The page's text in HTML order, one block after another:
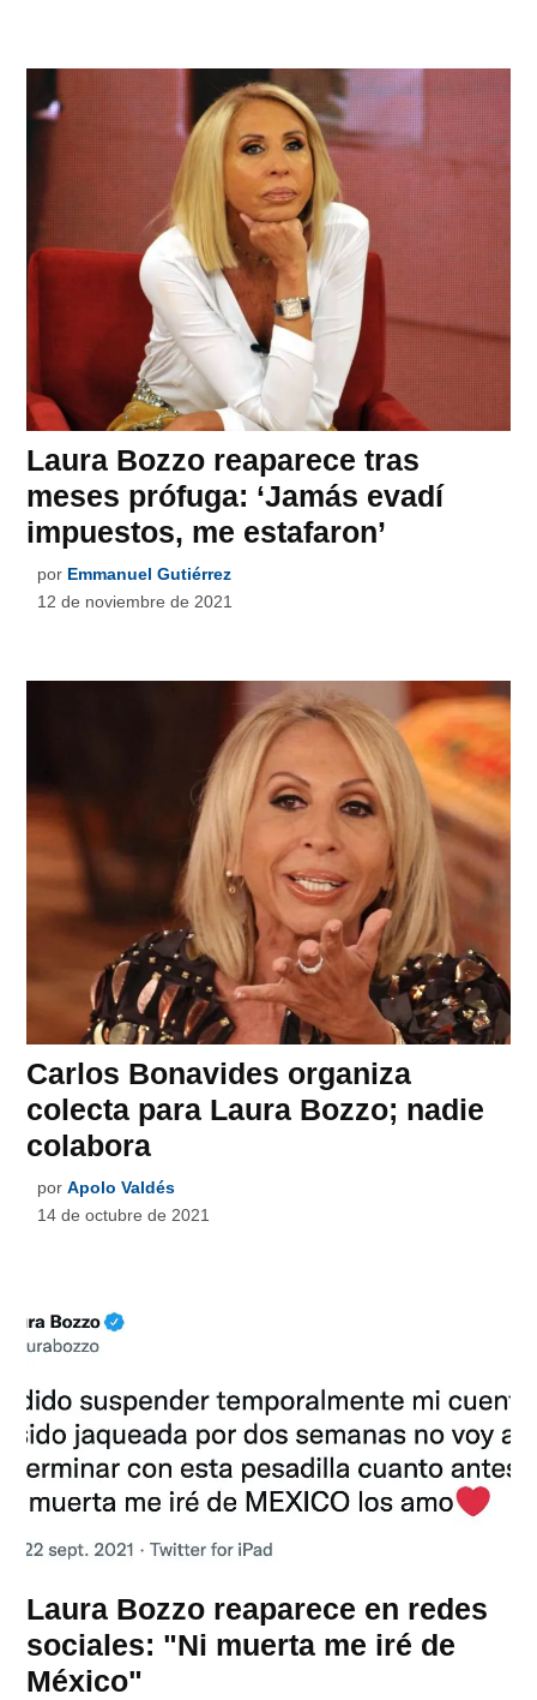
Laura Bozzo reaparece tras
meses prófuga: ‘Jamás evadí
impuestos, me estafaron’
por Emmanuel Gutiérrez
12 de noviembre de 2021
Carlos Bonavides organiza
colecta para Laura Bozzo; nadie
colabora
por Apolo Valdés
14 de octubre de 2021
Laura Bozzo reaparece en redes
sociales: "Ni muerta me iré de
México"